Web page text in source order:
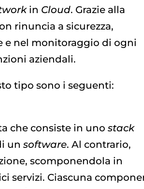
in Cloud. Grazie alla
rinuncia a sicurezza,
e nel monitoraggio di ogni
aziendali.
tipo sono i seguenti:
che consiste in unostack
unsoftware. Al contrario,
scomponendola in
servizi. Ciascuna